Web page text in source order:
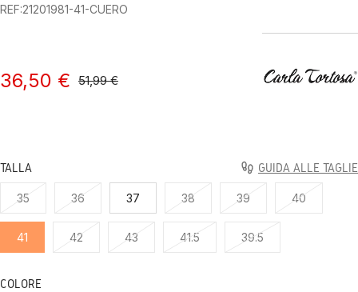
REF:21201981-41-CUERO
36,50 € 51,99 €
TALLA GUIDA ALLE TAGLIE
35 36 37 38 39 40
41 42 43 41.5 39.5
COLORE